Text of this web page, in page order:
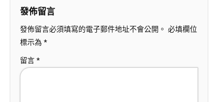
發佈留言
發佈留言必須填寫的電子郵件地址不會公開。 必填欄位
標示為 *
留言 *